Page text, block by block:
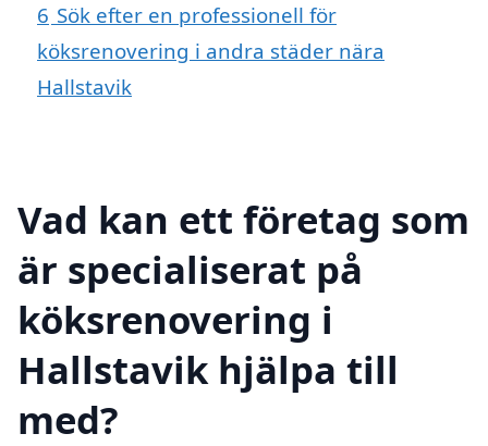
6 Sök efter en professionell för
köksrenovering i andra städer nära
Hallstavik
Vad kan ett företag som
är specialiserat på
köksrenovering i
Hallstavik hjälpa till
med?